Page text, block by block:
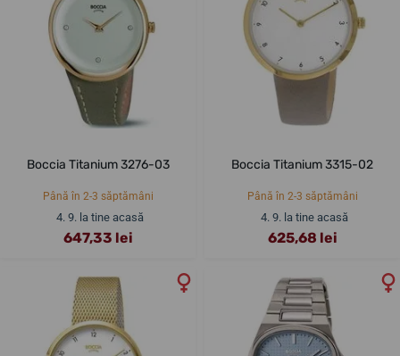
Boccia Titanium 3276-03
Până în 2-3 săptămâni
4. 9. la tine acasă
647,33 lei
Boccia Titanium 3315-02
Până în 2-3 săptămâni
4. 9. la tine acasă
625,68 lei